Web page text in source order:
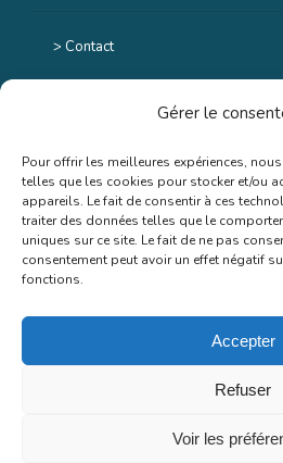
Gérer le
Pour offrir les meilleures expériences,
telles que les cookies pour stocker et/ou
appareils. Le fait de consentir à ces
traiter des données telles que le
uniques sur ce site. Le fait de ne pas
consentement peut avoir un effet négatif
fonctions.
Accepter
Refuser
Voir les
> Contact
> Mentions légales
> Données personnelles et cookies
Retrouvez-nous sur Linkedin
Copyright © 2021 – CPME40 | Tous droits